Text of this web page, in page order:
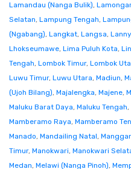
Lamandau (Nanga Bulik),
Selatan, Lampung Tengah,
(Ngabang), Langkat, Langsa,
Lhokseumawe, Lima Puluh Kota,
Tengah, Lombok Timur, Lombok
Luwu Timur, Luwu Utara, Madiun,
(Ujoh Bilang), Majalengka, Majene,
Maluku Barat Daya, Maluku Tengah,
Mamberamo Raya, Mamberamo
Manado, Mandailing Natal,
Timur, Manokwari, Manokwari
Medan, Melawi (Nanga Pinoh),